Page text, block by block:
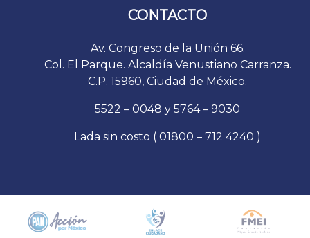
CONTACTO
Av. Congreso de la Unión 66.
Col. El Parque. Alcaldía Venustiano Carranza.
C.P. 15960, Ciudad de México.
5522 – 0048 y 5764 – 9030
Lada sin costo ( 01800 – 712 4240 )